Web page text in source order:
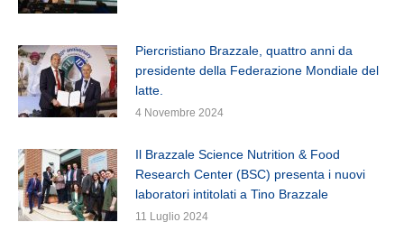
Piercristiano Brazzale, quattro anni da
presidente della Federazione Mondiale del
latte.
4 Novembre 2024
Il Brazzale Science Nutrition & Food
Research Center (BSC) presenta i nuovi
laboratori intitolati a Tino Brazzale
11 Luglio 2024